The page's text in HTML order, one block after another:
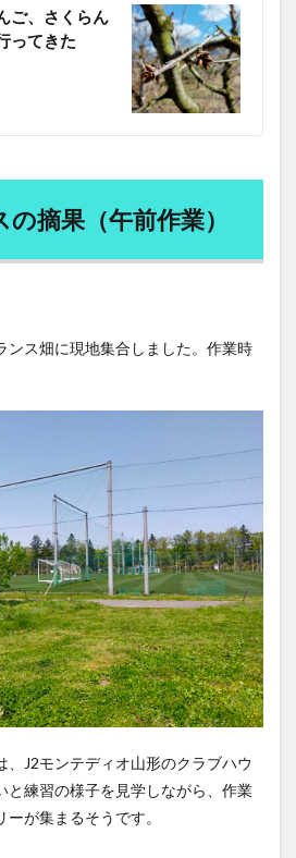
ご、さくらん
ってきた
摘果（午前作業）
ンス畑に現地集合しました。作業時
、J2モンテディオ山形のクラブハウ
と練習の様子を見学しながら、作業
が集まるそうです。